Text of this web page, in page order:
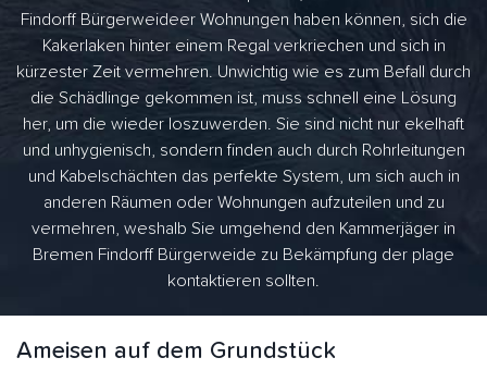
Findorff Bürgerweideer Wohnungen haben können, sich die
Kakerlaken hinter einem Regal verkriechen und sich in
kürzester Zeit vermehren. Unwichtig wie es zum Befall durch
die Schädlinge gekommen ist, muss schnell eine Lösung
her, um die wieder loszuwerden. Sie sind nicht nur ekelhaft
und unhygienisch, sondern finden auch durch Rohrleitungen
und Kabelschächten das perfekte System, um sich auch in
anderen Räumen oder Wohnungen aufzuteilen und zu
vermehren, weshalb Sie umgehend den Kammerjäger in
Bremen Findorff Bürgerweide zu Bekämpfung der plage
kontaktieren sollten.
Ameisen auf dem Grundstück